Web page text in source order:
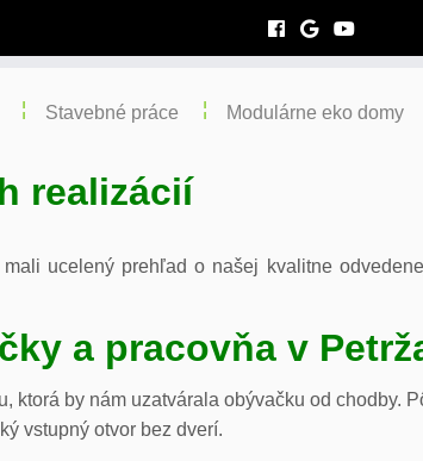
Stavebné práce Modulárne eko domy
realizácií
ucelený prehľad o našej kvalitne
a pracovňa v
ktorá by nám uzatvárala obývačku od chodby.
vstupný otvor bez dverí.